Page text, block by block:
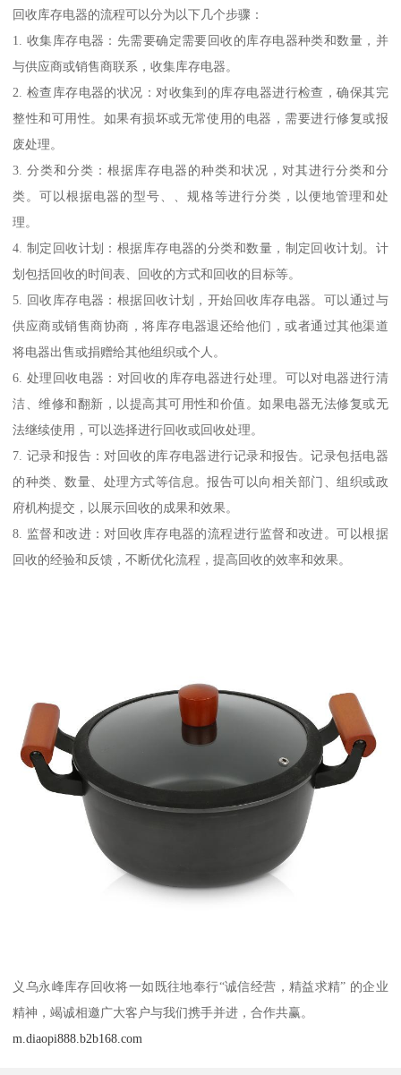
回收库存电器的流程可以分为以下几个步骤：
1. 收集库存电器：先需要确定需要回收的库存电器种类和数量，并
与供应商或销售商联系，收集库存电器。
2. 检查库存电器的状况：对收集到的库存电器进行检查，确保其完
整性和可用性。如果有损坏或无常使用的电器，需要进行修复或报
废处理。
3. 分类和分类：根据库存电器的种类和状况，对其进行分类和分
类。可以根据电器的型号、、规格等进行分类，以便地管理和处
理。
4. 制定回收计划：根据库存电器的分类和数量，制定回收计划。计
划包括回收的时间表、回收的方式和回收的目标等。
5. 回收库存电器：根据回收计划，开始回收库存电器。可以通过与
供应商或销售商协商，将库存电器退还给他们，或者通过其他渠道
将电器出售或捐赠给其他组织或个人。
6. 处理回收电器：对回收的库存电器进行处理。可以对电器进行清
洁、维修和翻新，以提高其可用性和价值。如果电器无法修复或无
法继续使用，可以选择进行回收或回收处理。
7. 记录和报告：对回收的库存电器进行记录和报告。记录包括电器
的种类、数量、处理方式等信息。报告可以向相关部门、组织或政
府机构提交，以展示回收的成果和效果。
8. 监督和改进：对回收库存电器的流程进行监督和改进。可以根据
回收的经验和反馈，不断优化流程，提高回收的效率和效果。
义乌永峰库存回收将一如既往地奉行“诚信经营，精益求精” 的企业
精神，竭诚相邀广大客户与我们携手并进，合作共赢。
m.diaopi888.b2b168.com